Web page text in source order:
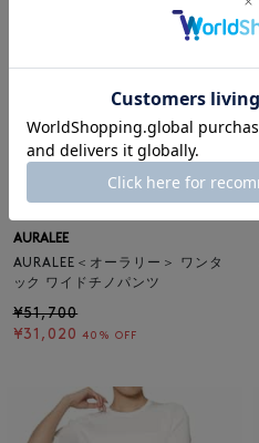
返品不可
AURALEE
AURALEE＜オーラリー＞ ワンタ
ック ワイドチノパンツ
¥51,700
¥31,020 40% OFF